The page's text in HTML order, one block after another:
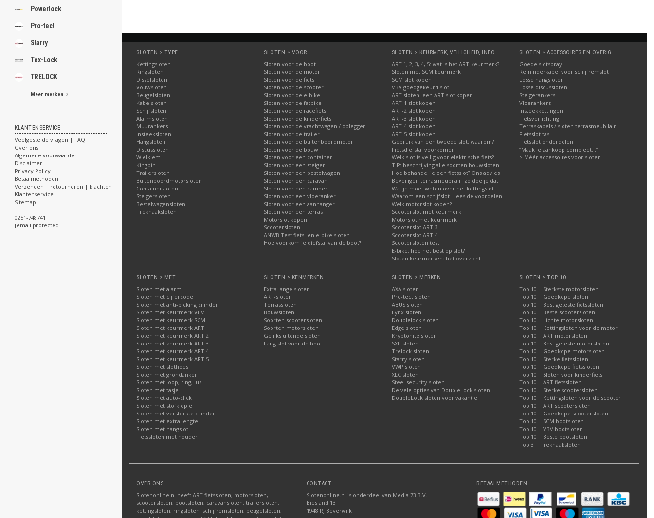
Powerlock
Pro-tect
Starry
Tex-Lock
TRELOCK
Meer merken
KLANTENSERVICE
Veelgestelde vragen | FAQ
Over ons
Algemene voorwaarden
Disclaimer
Privacy Policy
Betaalmethoden
Verzenden | retourneren | klachten
Klantenservice
Sitemap
0251-748741
[email protected]
SLOTEN > TYPE
Kettingsloten
Ringsloten
Disselsloten
Vouwsloten
Beugelsloten
Kabelsloten
Schijfsloten
Alarmsloten
Muurankers
Insteeksloten
Hangsloten
Discussloten
Wielklem
Kingpin
Trailersloten
Buitenboordmotorsloten
Containersloten
Steigersloten
Bestelwagensloten
Trekhaaksloten
SLOTEN > VOOR
Sloten voor de boot
Sloten voor de motor
Sloten voor de fiets
Sloten voor de scooter
Sloten voor de e-bike
Sloten voor de fatbike
Sloten voor de racefiets
Sloten voor de kinderfiets
Sloten voor de vrachtwagen / oplegger
Sloten voor de trailer
Sloten voor de buitenboordmotor
Sloten voor de bouw
Sloten voor een container
Sloten voor een steiger
Sloten voor een bestelwagen
Sloten voor een caravan
Sloten voor een camper
Sloten voor een vloeranker
Sloten voor een aanhanger
Sloten voor een terras
Motorslot kopen
Scootersloten
ANWB Test fiets- en e-bike sloten
Hoe voorkom je diefstal van de boot?
SLOTEN > KEURMERK, VEILIGHEID, INFO
ART 1, 2, 3, 4, 5: wat is het ART-keurmerk?
Sloten met SCM keurmerk
SCM slot kopen
VBV goedgekeurd slot
ART sloten: een ART slot kopen
ART-1 slot kopen
ART-2 slot kopen
ART-3 slot kopen
ART-4 slot kopen
ART-5 slot kopen
Gebruik van een tweede slot: waarom?
Fietsdiefstal voorkomen
Welk slot is veilig voor elektrische fiets?
TIP: beschrijving alle soorten bouwsloten
Hoe behandel je een fietsslot? Ons advies
Beveiligen terrasmeubilair: zo doe je dat
Wat je moet weten over het kettingslot
Waarom een schijfslot - lees de voordelen
Welk motorslot kopen?
Scooterslot met keurmerk
Motorslot met keurmerk
Scooterslot ART-3
Scooterslot ART-4
Scootersloten test
E-bike: hoe het best op slot?
Sloten keurmerken: het overzicht
SLOTEN > ACCESSOIRES EN OVERIG
Goede slotspray
Reminderkabel voor schijfremslot
Losse hangsloten
Losse discussloten
Steigerankers
Vloerankers
Insteekkettingen
Fietsverlichting
Terraskabels / sloten terrasmeubilair
Fietsslot tas
Fietsslot onderdelen
“Maak je aankoop compleet…”
> Méér accessoires voor sloten
SLOTEN > MET
Sloten met alarm
Sloten met cijfercode
Sloten met anti-picking cilinder
Sloten met keurmerk VBV
Sloten met keurmerk SCM
Sloten met keurmerk ART
Sloten met keurmerk ART 2
Sloten met keurmerk ART 3
Sloten met keurmerk ART 4
Sloten met keurmerk ART 5
Sloten met slothoes
Sloten met grondanker
Sloten met loop, ring, lus
Sloten met tasje
Sloten met auto-click
Sloten met stofklepje
Sloten met versterkte cilinder
Sloten met extra lengte
Sloten met hangslot
Fietssloten met houder
SLOTEN > KENMERKEN
Extra lange sloten
ART-sloten
Terrassloten
Bouwsloten
Soorten scootersloten
Soorten motorsloten
Gelijksluitende sloten
Lang slot voor de boot
SLOTEN > MERKEN
AXA sloten
Pro-tect sloten
ABUS sloten
Lynx sloten
Doublelock sloten
Edge sloten
Kryptonite sloten
SXP sloten
Trelock sloten
Starry sloten
VWP sloten
XLC sloten
Steel security sloten
De vele opties van DoubleLock sloten
DoubleLock sloten voor vakantie
SLOTEN > TOP 10
Top 10 | Sterkste motorsloten
Top 10 | Goedkope sloten
Top 10 | Best geteste fietssloten
Top 10 | Beste scootersloten
Top 10 | Lichte motorsloten
Top 10 | Kettingsloten voor de motor
Top 10 | ART motorsloten
Top 10 | Best geteste motorsloten
Top 10 | Goedkope motorsloten
Top 10 | Sterke fietssloten
Top 10 | Goedkope fietssloten
Top 10 | Sloten voor kinderfiets
Top 10 | ART fietssloten
Top 10 | Sterke scootersloten
Top 10 | Kettingsloten voor de scooter
Top 10 | ART scootersloten
Top 10 | Goedkope scootersloten
Top 10 | SCM bootsloten
Top 10 | VBV bootsloten
Top 10 | Beste bootsloten
Top 3 | Trekhaaksloten
OVER ONS
Slotenonline.nl heeft ART fietssloten, motorsloten,
scootersloten, bootsloten, caravansloten, trailersloten,
kettingsloten, ringsloten, schijfremsloten, beugelsloten,
CONTACT
Slotenonline.nl is onderdeel van Media 73 B.V.
Biesland 13
1948 RJ Beverwijk
BETAALMETHODEN